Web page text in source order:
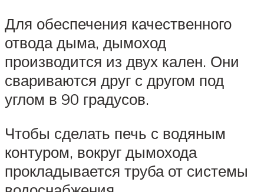
Для обеспечения качественного
отвода дыма, дымоход
производится из двух кален. Они
свариваются друг с другом под
углом в 90 градусов.
Чтобы сделать печь с водяным
контуром, вокруг дымохода
прокладывается труба от системы